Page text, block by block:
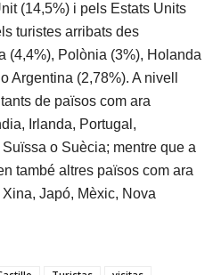
(14,5%) i pels Estats Units
turistes arribats des
(4,4%), Polònia (3%), Holanda
Argentina (2,78%). A nivell
de països com ara
Irlanda, Portugal,
o Suècia; mentre que a
també altres països com ara
Japó, Mèxic, Nova